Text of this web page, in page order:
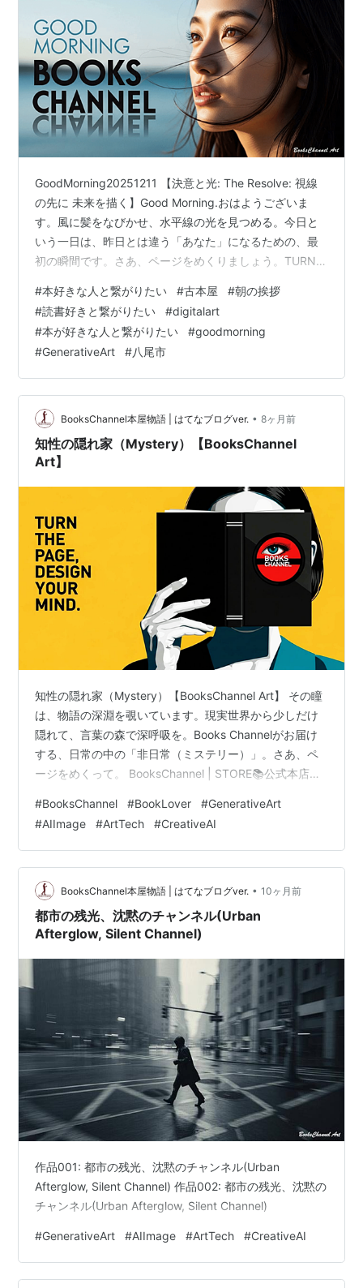
GoodMorning20251211 【決意と光: The Resolve: 視線
の先に 未来を描く】Good Morning.おはようございま
す。風に髪をなびかせ、水平線の光を見つめる。今日と
いう一日は、昨日とは違う「あなた」になるための、最
初の瞬間です。さあ、ページをめくりましょう。TURN
BooksChannel | STORE📚公式本店
https://booksch.shop🎵公式音楽店
https://bookschannel.shop🛒Amazon店
https://booksch.com/go/amaz…
#本好きな人と繋がりたい #古本屋 #朝の挨拶
#読書好きと繋がりたい #digitalart
#本が好きな人と繋がりたい #goodmorning
#GenerativeArt #八尾市
BooksChannel本屋物語 | はてなブログver. • 8ヶ月前
知性の隠れ家（Mystery）【BooksChannel
Art】
知性の隠れ家（Mystery）【BooksChannel Art】 その瞳
は、物語の深淵を覗いています。現実世界から少しだけ
隠れて、言葉の森で深呼吸を。Books Channelがお届け
する、日常の中の「非日常（ミステリー）」。さあ、ペ
ージをめくって。 BooksChannel | STORE📚公式本店
https://bookschannel.shop🛒Amazon店
https://booksch.com/go/amazon
#BooksChannel#BookLover#AIArt
#BooksChannel #BookLover #GenerativeArt
#AIImage #ArtTech #CreativeAI
BooksChannel本屋物語 | はてなブログver. • 10ヶ月前
都市の残光、沈黙のチャンネル(Urban
Afterglow, Silent Channel)
作品001: 都市の残光、沈黙のチャンネル(Urban
Afterglow, Silent Channel) 作品002: 都市の残光、沈黙の
チャンネル(Urban Afterglow, Silent Channel)
#GenerativeArt #AIImage #ArtTech #CreativeAI